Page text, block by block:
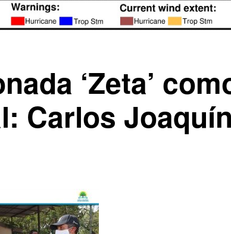
‘Zeta’
Carlos Joaquín